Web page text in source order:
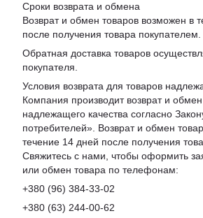
Сроки возврата и обмена
Возврат и обмен товаров возможен в
после получения товара покупателем.
Обратная доставка товаров
покупателя.
Условия возврата для товаров
Компания производит возврат и
надлежащего качества согласно
потребителей». Возврат и обмен
течение 14 дней после получения
Свяжитесь с нами, чтобы оформить
или обмен товара по телефонам:
+380 (96) 384-33-02
+380 (63) 244-00-62